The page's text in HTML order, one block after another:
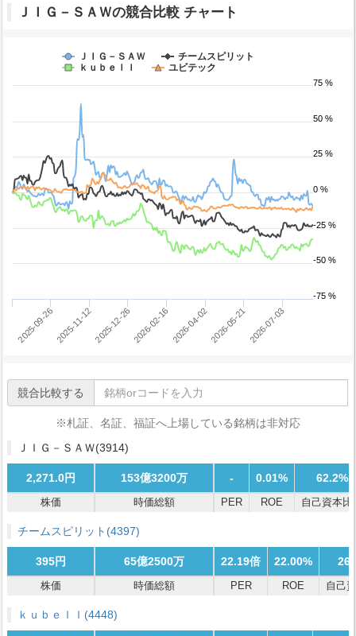
ＪＩＧ－ＳＡＷの競合比較 チャート
ＪＩＧ－ＳＡＷ
チームスピリット
ｋｕｂｅｌｌ
ユビテック
2025-09-26 2025-11-12 2025-12-26 2026-02-16 2026-04-022026-05-21 2026-07-03
-75 %
-50 %
-25 %
0 %
25 %
50 %
75 %
競合比較する
※札証、名証、福証へ上場している銘柄は非対応
ＪＩＧ－ＳＡＷ(3914)
2,271.0円 153億3200万 - 0.01% 62.2%
株価 時価総額 PER ROE 自己資本比
チームスピリット (4397)
395円 65億2500万 22.19倍 22.00%
株価 時価総額 PER ROE 自己
ｋｕｂｅｌｌ (4448)